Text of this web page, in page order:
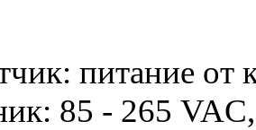
питание от
85 - 265